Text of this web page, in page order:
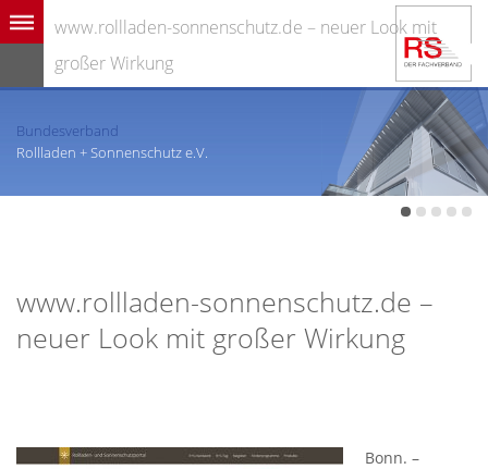
www.rollladen-sonnenschutz.de – neuer Look mit
großer Wirkung
Bundesverband
Rollladen + Sonnenschutz e.V.
www.rollladen-sonnenschutz.de –
neuer Look mit großer Wirkung
Bonn. –